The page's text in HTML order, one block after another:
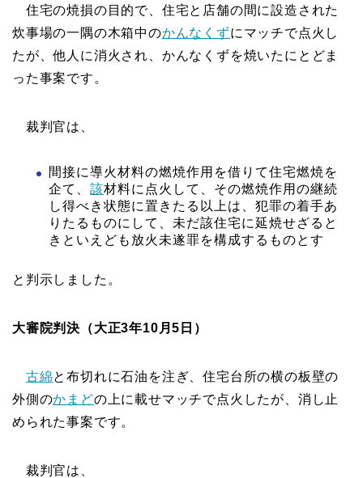
住宅の焼損の目的で、住宅と店舗の間に設造された
炊事場の一隅の木箱中のかんなくずにマッチで点火し
たが、他人に消火され、かんなくずを焼いたにとどま
った事案です。
裁判官は、
間接に導火材料の燃焼作用を借りて住宅燃焼を
企て、 該材料に点火して、その燃焼作用の継続
し得べき状態に置きたる以上は、犯罪の着手あ
りたるものにして、未だ該住宅に延焼せざると
きといえども放火未遂罪を構成するものとす
と判示しました。
大審院判決（大正3年10月5日）
古綿と布切れに石油を注ぎ、住宅台所の横の板壁の
外側のかまどの上に載せマッチで点火したが、消し止
められた事案です。
裁判官は、